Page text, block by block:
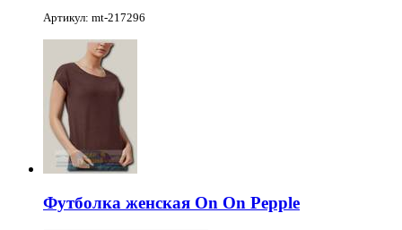
Артикул: mt-217296
Футболка женская On On Pepple